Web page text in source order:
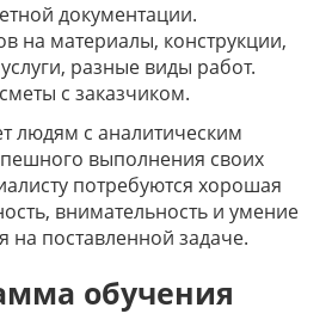
документации.
на материалы, конструкции,
разные виды работ.
с заказчиком.
людям с аналитическим
выполнения своих
потребуются хорошая
внимательность и умение
на поставленной задаче.
обучения